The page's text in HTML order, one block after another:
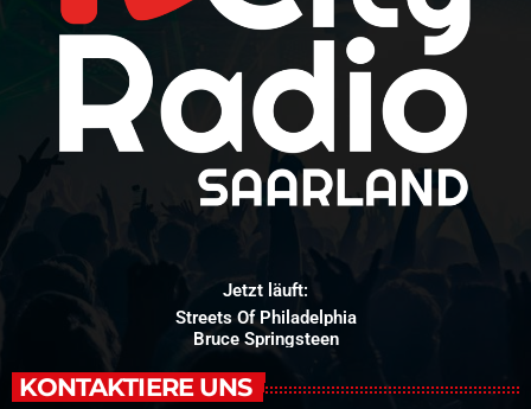
Jetzt läuft:
Streets Of Philadelphia
Bruce Springsteen
KONTAKTIERE UNS